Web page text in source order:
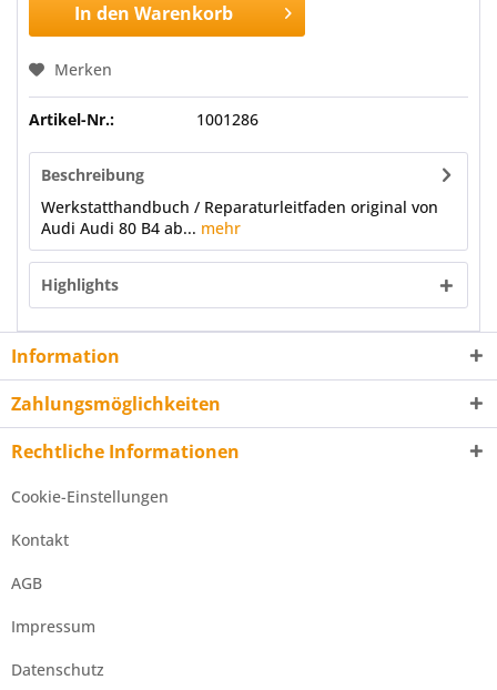
In den Warenkorb
Merken
Artikel-Nr.: 1001286
Beschreibung
Werkstatthandbuch / Reparaturleitfaden original von
Audi Audi 80 B4 ab... mehr
Highlights
Information
Zahlungsmöglichkeiten
Rechtliche Informationen
Cookie-Einstellungen
Kontakt
AGB
Impressum
Datenschutz